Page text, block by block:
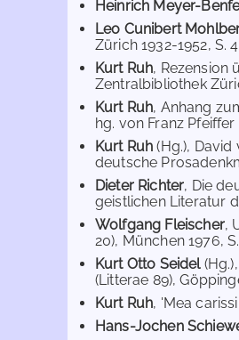
Heinrich Meyer-
Leo Cunibert
Zürich 1932-1952, S.
Kurt Ruh, Rezension
Zentralbibliothek
Kurt Ruh, Anhang
hg. von Franz Pfeiffer
Kurt Ruh(Hg.),
deutsche
Dieter Richter, Die
geistlichen Literatur
Wolfgang Fleischer,
20), München 1976,
Kurt Otto Seidel
(Litterae 89),
Kurt Ruh, 'Mea
Hans-Jochen